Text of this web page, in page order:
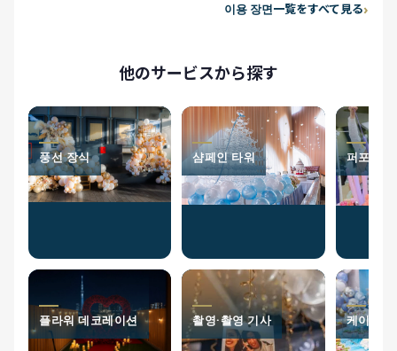
이용 장면一覧をすべて見る
他のサービスから探す
풍선 장식
플라워 데코레이션
샴페인 타워
촬영·촬영 기사
퍼포머
케이터링